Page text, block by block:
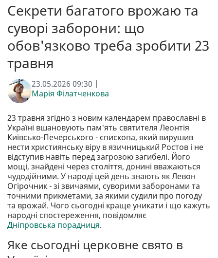
Секрети багатого врожаю та
суворі заборони: що
обов'язково треба зробити 23
травня
23.05.2026 09:30 |
Марія Філатченкова
23 травня згідно з новим календарем православні в
Україні вшановують пам'ять святителя Леонтія
Київсько-Печерського - єпископа, який вирушив
нести християнську віру в язичницький Ростов і не
відступив навіть перед загрозою загибелі. Його
мощі, знайдені через століття, донині вважаються
чудодійними. У народі цей день знають як Левон
Огірочник - зі звичаями, суворими заборонами та
точними прикметами, за якими судили про погоду
та врожай. Чого сьогодні краще уникати і що кажуть
народні спостереження, повідомляє
Дніпровська порадниця.
Яке сьогодні церковне свято в